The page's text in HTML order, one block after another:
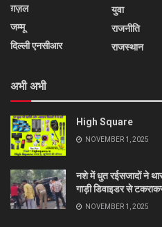
ग़ज़ल
जम्मू
दिल्ली एनसीआर
युवा
राजनीति
राजस्थान
अभी अभी
High Square
NOVEMBER 1, 2025
नशे में धुत रईसजादों ने
गाड़ी डिवाइडर से
NOVEMBER 1, 2025